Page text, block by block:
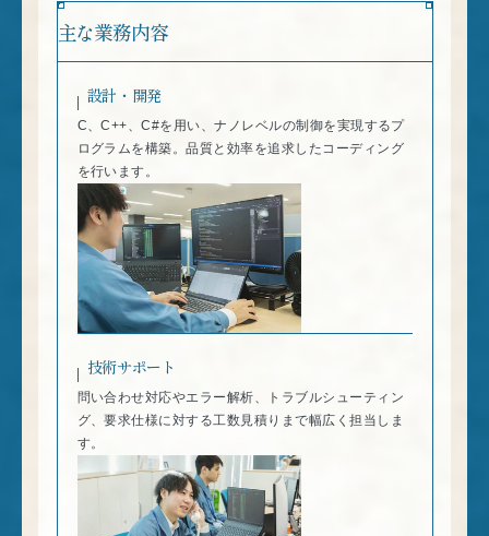
主な業務内容
設計・開発
C、C++、C#を用い、ナノレベルの制御を実現するプ
ログラムを構築。品質と効率を追求したコーディング
を行います。
技術サポート
問い合わせ対応やエラー解析、トラブルシューティン
グ、要求仕様に対する工数見積りまで幅広く担当しま
す。